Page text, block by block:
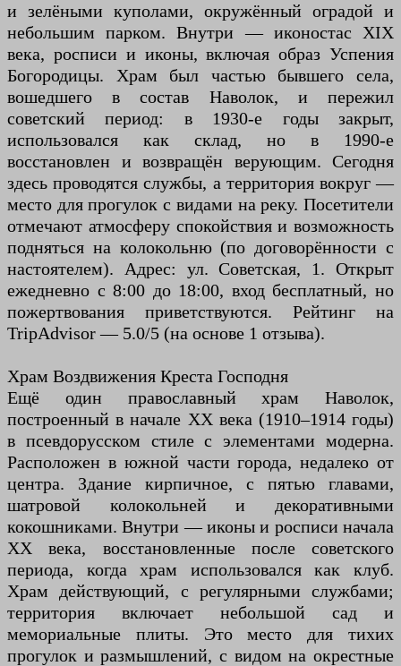
и зелёными куполами, окружённый оградой и
небольшим парком. Внутри — иконостас XIX
века, росписи и иконы, включая образ Успения
Богородицы. Храм был частью бывшего села,
вошедшего в состав Наволок, и пережил
советский период: в 1930-е годы закрыт,
использовался как склад, но в 1990-е
восстановлен и возвращён верующим. Сегодня
здесь проводятся службы, а территория вокруг —
место для прогулок с видами на реку. Посетители
отмечают атмосферу спокойствия и возможность
подняться на колокольню (по договорённости с
настоятелем). Адрес: ул. Советская, 1. Открыт
ежедневно с 8:00 до 18:00, вход бесплатный, но
пожертвования приветствуются. Рейтинг на
TripAdvisor — 5.0/5 (на основе 1 отзыва).
Храм Воздвижения Креста Господня
Ещё один православный храм Наволок,
построенный в начале XX века (1910–1914 годы)
в псевдорусском стиле с элементами модерна.
Расположен в южной части города, недалеко от
центра. Здание кирпичное, с пятью главами,
шатровой колокольней и декоративными
кокошниками. Внутри — иконы и росписи начала
XX века, восстановленные после советского
периода, когда храм использовался как клуб.
Храм действующий, с регулярными службами;
территория включает небольшой сад и
мемориальные плиты. Это место для тихих
прогулок и размышлений, с видом на окрестные